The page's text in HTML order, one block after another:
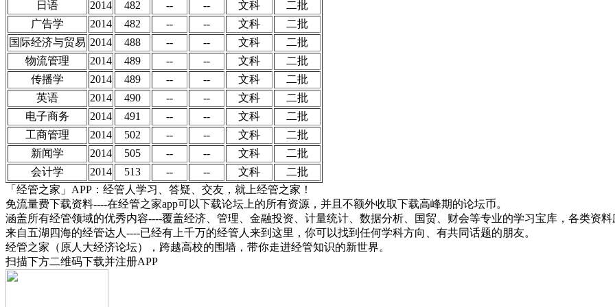
日语
2014 482 -- -- 文科
二批
广告学
2014 482 -- -- 文科
二批
国际经济与贸易 2014 488 -- -- 文科
二批
物流管理
2014 489 -- -- 文科
二批
传播学
2014 489 -- -- 文科
二批
英语
2014 490 -- -- 文科
二批
电子商务
2014 491 -- -- 文科
二批
工商管理
2014 502 -- -- 文科
二批
新闻学
2014 505 -- -- 文科
二批
会计学
2014 513 -- -- 文科
二批
「经管之家」APP：经管人学习、答疑、交友，就上经管之家！
免流量费下载资料----在经管之家app可以下载论坛上的所有资源，并且不额外收取下载高峰期的论坛币。
涵盖所有经管领域的优秀内容----覆盖经济、管理、金融投资、计量统计、数据分析、国贸、财会等专业的学习宝库，各类资料
来自五湖四海的经管达人----已经有上千万的经管人来到这里，你可以找到任何学科方向、有共同话题的朋友。
经管之家（原人大经济论坛），跨越高校的围墙，带你走进经管知识的新世界。
扫描下方二维码下载并注册APP